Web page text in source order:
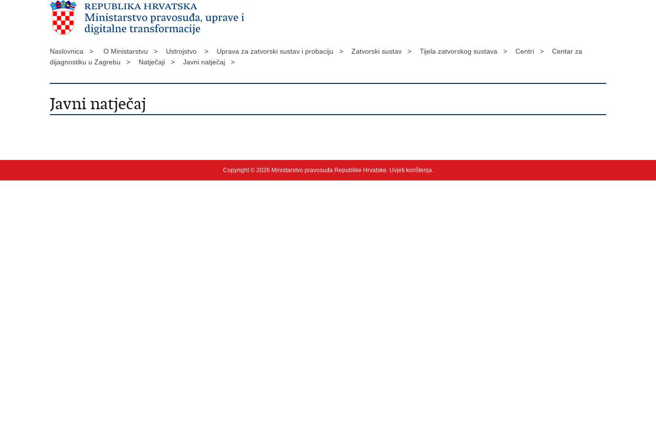
Naslovnica > O Ministarstvu > Ustrojstvo > Uprava za zatvorski sustav i probaciju > Zatvorski sustav > Tijela zatvorskog sustava > Centri >
Centar za
dijagnostiku u Zagrebu >
Natječaji > Javni natječaj >
Javni natječaj
Copyright © 2026 Ministarstvo pravosuđa Republike Hrvatske. Uvjeti korištenja.